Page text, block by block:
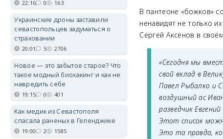
В пантеоне «божков»
ненавидят не только
Сергей Аксёнов в
«Сегодня мы
свой вклад в
Павел Рыбалко и
воздушный ас
разведчик
Этот список
Это та правда,
22:16 0 163
Украинские дроны заставили
севастопольцев задуматься о
страховании
20:01 5 2706
Новое — это забытое старое? Что
такое модный биохакинг и как не
навредить себе
19:15 0 401
Как медик из Севастополя
спасала раненых в Геленджике
19:00 2 1585